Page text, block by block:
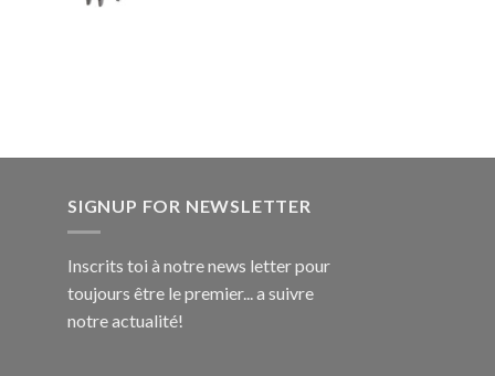
SIGNUP FOR NEWSLETTER
Inscrits toi à notre news letter pour
toujours être le premier... a suivre
notre actualité!